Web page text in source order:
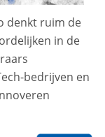
denkt ruim de
in de
bedrijven en